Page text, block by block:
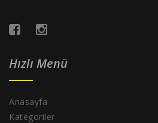
Hızlı Menü
Anasayfa
Kategoriler